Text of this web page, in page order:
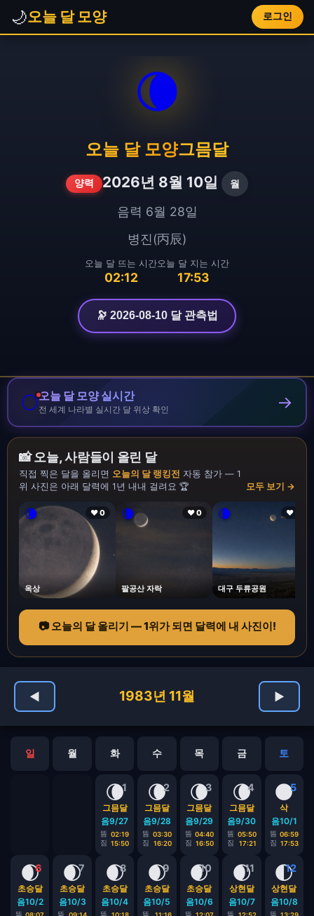
🌙오늘 달 모양 로그인
🌘
오늘 달 모양그믐달
양력 2026년 8월 10일 월
음력 6월 28일
병진(丙辰)
오늘 달 뜨는 시간
02:12
오늘 달 지는 시간
17:53
🔭 2026-08-10 달 관측법
🌕오늘 달 모양 실시간
전 세계 나라별 실시간 달 위상 확인 →
📸 오늘, 사람들이 올린 달
직접 찍은 달을 올리면 오늘의 달 랭킹전 자동 참가 — 1
위 사진은 아래 달력에 1년 내내 걸려요 🏆
모두 보기 →
🌘 ❤ 0
옥상
🌘 ❤ 0
팔공산 자락
🌘 ❤ 1
대구 두류공원
📷 오늘의 달 올리기 — 1위가 되면 달력에 내 사진이!
◀ 1983년 11월 ▶
일 월 화 수 목 금 토
1
🌘
그믐달
음9/27
뜸 02:19
짐 15:50
2
🌘
그믐달
음9/28
뜸 03:30
짐
16:20
3
🌘
그믐달
음9/29
뜸 04:40
짐 16:50
4
🌘
그믐달
음9/30
뜸 05:50
짐
17:21
5
🌑
삭
음10/1
뜸 06:59
짐 17:53
6
🌒
초승달
음10/2
뜸
7
🌒
초승달
음10/3
뜸
8
🌒
초승달
음10/4
뜸
9
🌒
초승달
음10/5
뜸
10
🌒
초승달
음10/6
뜸
11
🌒
상현달
음10/7
뜸
12
🌓
상현달
음10/8
뜸